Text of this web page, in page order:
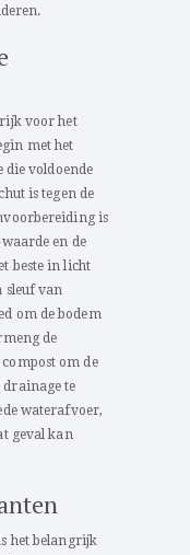
voor het
met het
die voldoende
is tegen de
is
en de
beste in licht
sleuf van
om de bodem
de
om de
drainage te
waterafvoer,
geval kan
het belangrijk